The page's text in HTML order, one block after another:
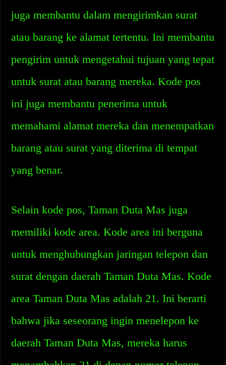
juga membantu dalam mengirimkan surat
atau barang ke alamat tertentu. Ini membantu
pengirim untuk mengetahui tujuan yang tepat
untuk surat atau barang mereka. Kode pos
ini juga membantu penerima untuk
memahami alamat mereka dan menempatkan
barang atau surat yang diterima di tempat
yang benar.
Selain kode pos, Taman Duta Mas juga
memiliki kode area. Kode area ini berguna
untuk menghubungkan jaringan telepon dan
surat dengan daerah Taman Duta Mas. Kode
area Taman Duta Mas adalah 21. Ini berarti
bahwa jika seseorang ingin menelepon ke
daerah Taman Duta Mas, mereka harus